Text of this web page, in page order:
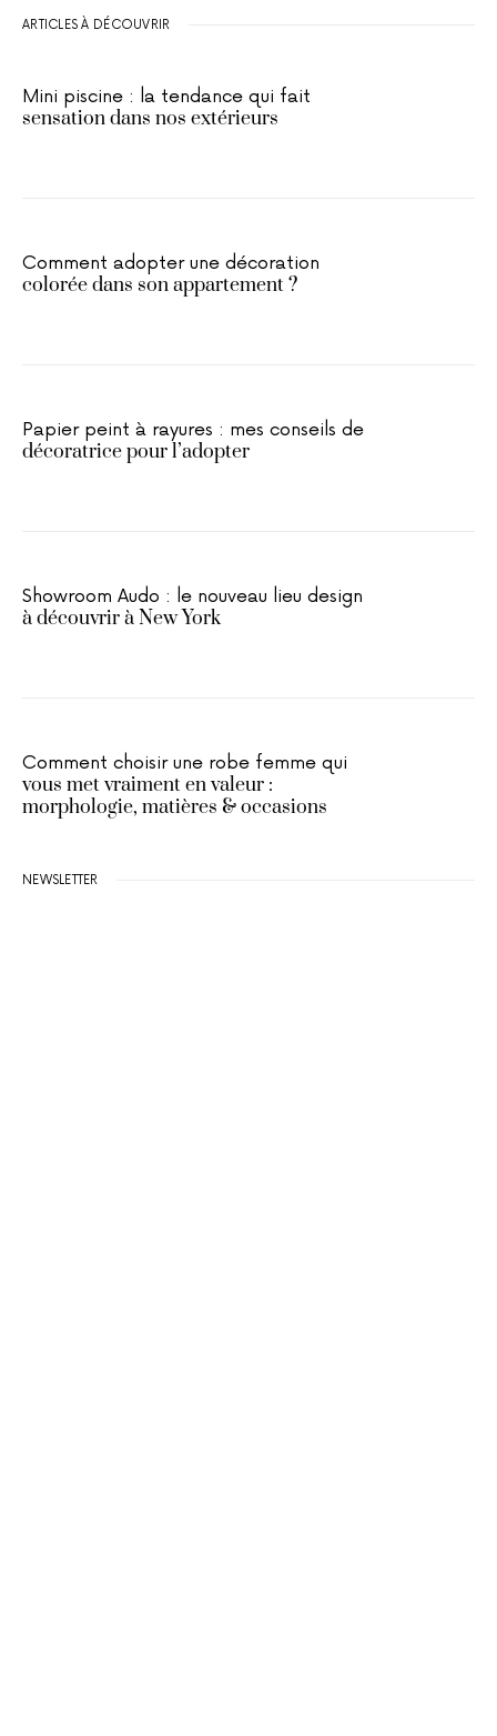
ARTICLES À DÉCOUVRIR
Mini piscine : la tendance qui fait
sensation dans nos extérieurs
Comment adopter une décoration
colorée dans son appartement ?
Papier peint à rayures : mes conseils de
décoratrice pour l’adopter
Showroom Audo : le nouveau lieu design
à découvrir à New York
Comment choisir une robe femme qui
vous met vraiment en valeur :
morphologie, matières & occasions
NEWSLETTER